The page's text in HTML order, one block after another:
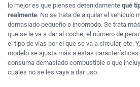
lo mejor es que pienses detenidamente qué
realmente. No se trata de alquilar el vehículo
demasiado pequeño o incómodo. Se trata
que se le va a dar al coche, el número de
el tipo de vías por el que se va a circular, etc.
modelo se ajusta más a estas características
consuma demasiado combustible o que
cuales no se les vaya a dar uso.